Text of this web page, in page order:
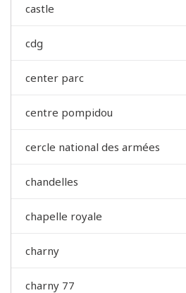
castle
cdg
center parc
centre pompidou
cercle national des armées
chandelles
chapelle royale
charny
charny 77